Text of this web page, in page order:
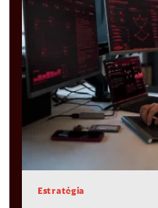
Estratégia